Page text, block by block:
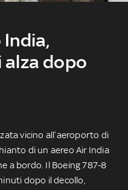
dopo
vicino all’aeroporto di
di un aereo Air India
a bordo. Il Boeing 787-8
dopo il decollo,